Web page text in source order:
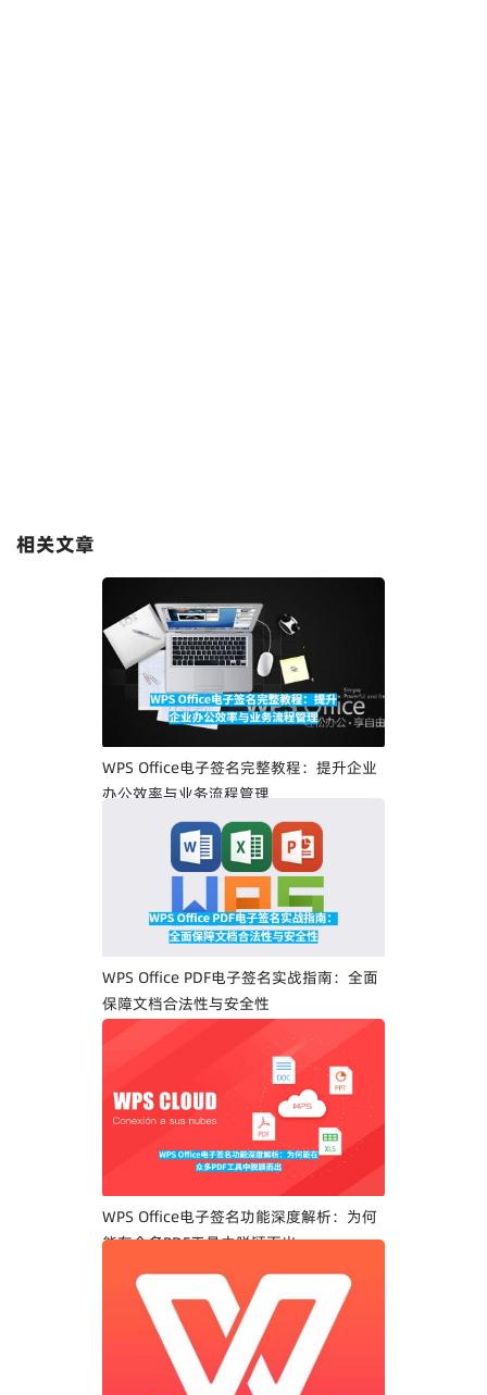
相关文章
WPS Office电子签名完整教程：提升企业
办公效率与业务流程管理
WPS Office PDF电子签名实战指南：全面
保障文档合法性与安全性
WPS Office电子签名功能深度解析：为何
能在众多PDF工具中脱颖而出